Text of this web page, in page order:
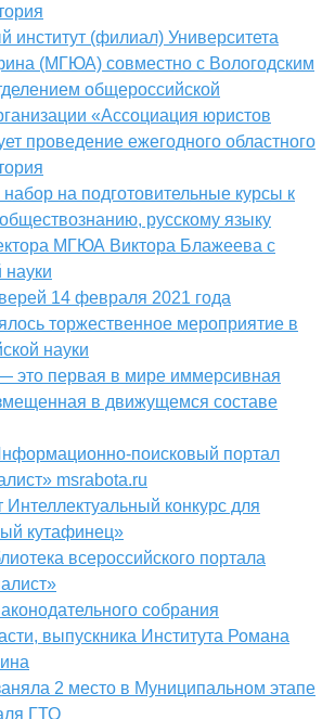
институт (филиал) Университета
(МГЮА) совместно с Вологодским
общероссийской
«Ассоциация юристов
проведение ежегодного областного
на подготовительные курсы к
русскому языку
МГЮА Виктора Блажеева с
науки
14 февраля 2021 года
торжественное мероприятие в
науки
это первая в мире иммерсивная
в движущемся составе
поисковый портал
msrabota.ru
конкурс для
кутафинец»
всероссийского портала
собрания
выпускника Института Романа
2 место в Муниципальном этапе
ГТО